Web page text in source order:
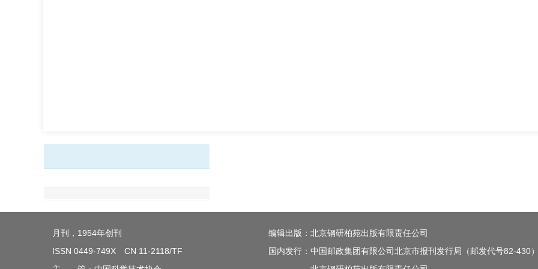
月刊，1954年创刊
ISSN 0449-749X CN 11-2118/TF
编辑出版：北京钢研柏苑出版有限责任公司
国内发行：中国邮政集团有限公司北京市报刊发行局（邮发代号82-430